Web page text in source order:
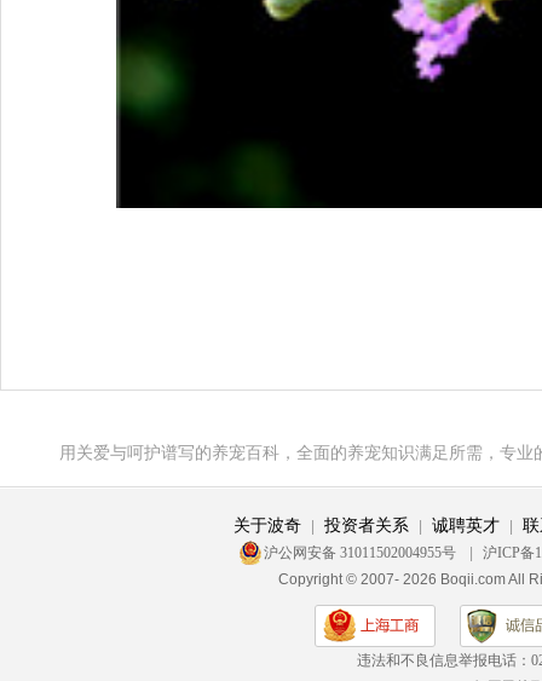
用关爱与呵护谱写的养宠百科，全面的养宠知识满足所需，专
关于波奇 投资者关系 诚聘英才
沪公网安备 31011502004955号
沪ICP备
Copyright © 2007- 2026 Boqii.com All
违法和不良信息举报电话：